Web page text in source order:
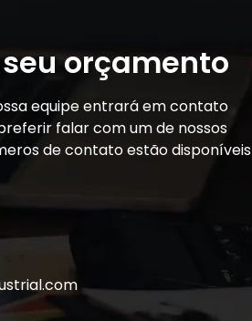
orçamento
equipe entrará em contato
falar com um de nossos
de contato estão disponíveis